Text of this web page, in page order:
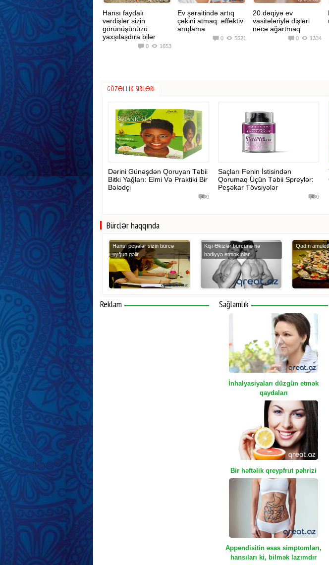
Hansı faydalı
vərdişlər sizin
görünüşünüzü
yaxşılaşdıra bilər
1653
0
Ev şəraitində artıq
çəkini atmaq: effektiv
arıqlama
5521
0
20 dəqiyə ev
vasitələriylə dişləri
necə ağartmaq
1334
0
GÖZƏLLIK SIRLƏRI
Dərini Günəşdən Qoruyan Təbii
Bitki Yağları: Elmi Və Praktiki Bir
Bələdçi
0
Saçları Fenin İstisindən
Qorumaq Üçün Təbii Spreylər:
Peşəkar Tövsiyələr
0
Bürclər haqqında
Hansı peşələr sizin bürcə
uyğun gəlir
Kişi-Əkizlər bürcünə nə
hədiyyə etmək olar
Qadın
Reklam Sağlamlık
İnhalyasiyaları düzgün etmək
qaydaları
Bir həftəlik qreypfrut pəhrizi
Appendisitin əsas simptomları,
hansıları ki, bilmək lazımdır